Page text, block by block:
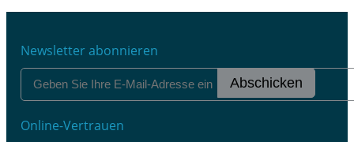
Newsletter abonnieren
Abschicken
Online-Vertrauen